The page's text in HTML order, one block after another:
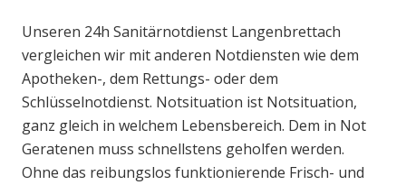
Unseren 24h Sanitärnotdienst Langenbrettach
vergleichen wir mit anderen Notdiensten wie dem
Apotheken-, dem Rettungs- oder dem
Schlüsselnotdienst. Notsituation ist Notsituation,
ganz gleich in welchem Lebensbereich. Dem in Not
Geratenen muss schnellstens geholfen werden.
Ohne das reibungslos funktionierende Frisch- und